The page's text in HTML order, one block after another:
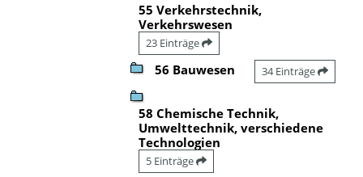
55 Verkehrstechnik,
Verkehrswesen
23 Einträge
56 Bauwesen 34 Einträge
58 Chemische Technik,
Umwelttechnik, verschiedene
Technologien
5 Einträge